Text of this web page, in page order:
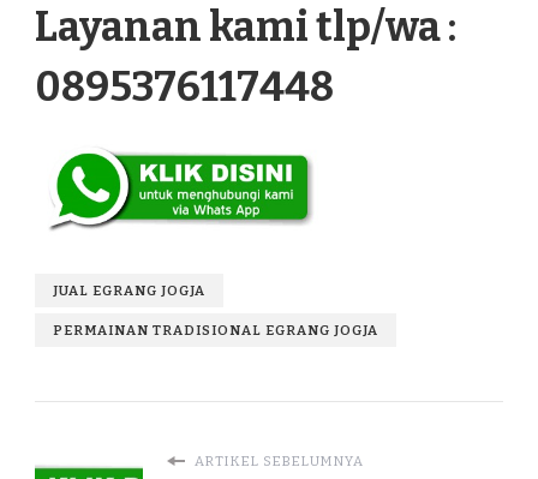
Layanan kami tlp/wa :
0895376117448
JUAL EGRANG JOGJA
PERMAINAN TRADISIONAL EGRANG JOGJA
ARTIKEL SEBELUMNYA